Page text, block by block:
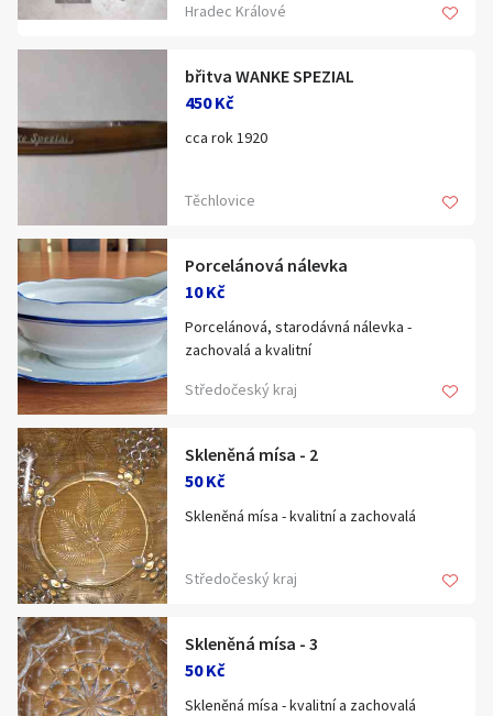
Hradec Králové
břitva WANKE SPEZIAL
450 Kč
cca rok 1920
Těchlovice
Porcelánová nálevka
10 Kč
Porcelánová, starodávná nálevka -
zachovalá a kvalitní
Středočeský kraj
Skleněná mísa - 2
50 Kč
Skleněná mísa - kvalitní a zachovalá
Středočeský kraj
Skleněná mísa - 3
50 Kč
Skleněná mísa - kvalitní a zachovalá